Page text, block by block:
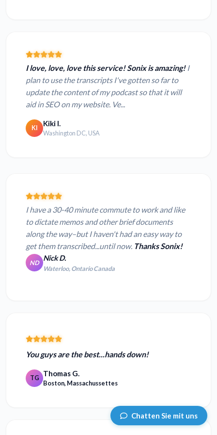
I love, love, love this service! Sonix is amazing!I
plan to use the transcripts I've gotten so far to
update the content of my podcast so that it will
aid in SEO on my website. Ve...
KI Kiki I.
Washington DC, USA
I have a 30-40 minute commute to work and like
to dictate memos and other brief documents
along the way–but I haven't had an easy way to
get them transcribed...until now. Thanks Sonix!
ND
Nick D.
Waterloo, Ontario Canada
You guys are the best...hands down!
TG Thomas G.
Boston, Massachussettes
Chatten Sie mit uns